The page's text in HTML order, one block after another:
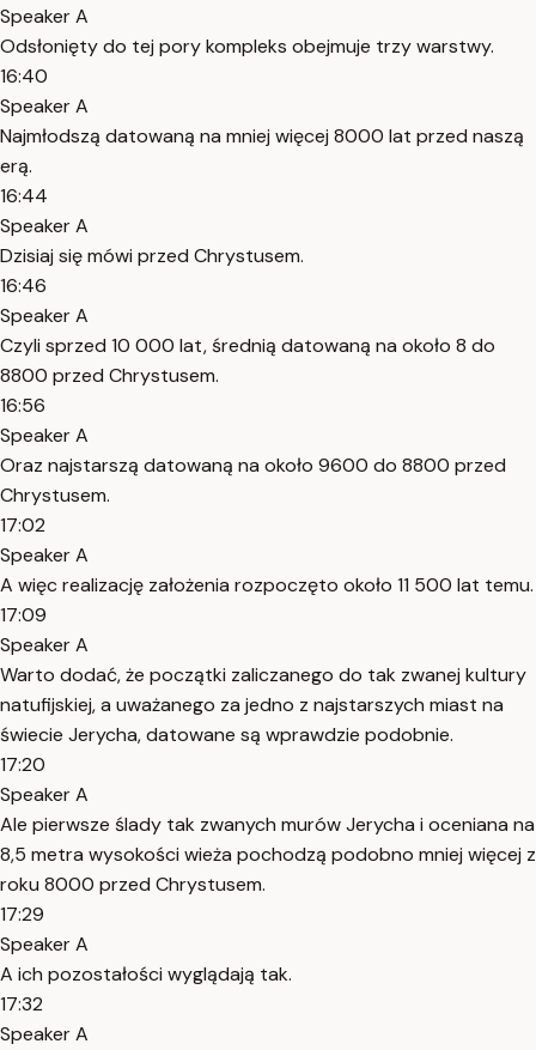
Speaker A
Odsłonięty do tej pory kompleks obejmuje trzy warstwy.
16:40
Speaker A
Najmłodszą datowaną na mniej więcej 8000 lat przed naszą
erą.
16:44
Speaker A
Dzisiaj się mówi przed Chrystusem.
16:46
Speaker A
Czyli sprzed 10 000 lat, średnią datowaną na około 8 do
8800 przed Chrystusem.
16:56
Speaker A
Oraz najstarszą datowaną na około 9600 do 8800 przed
Chrystusem.
17:02
Speaker A
A więc realizację założenia rozpoczęto około 11 500 lat temu.
17:09
Speaker A
Warto dodać, że początki zaliczanego do tak zwanej kultury
natufijskiej, a uważanego za jedno z najstarszych miast na
świecie Jerycha, datowane są wprawdzie podobnie.
17:20
Speaker A
Ale pierwsze ślady tak zwanych murów Jerycha i oceniana na
8,5 metra wysokości wieża pochodzą podobno mniej więcej z
roku 8000 przed Chrystusem.
17:29
Speaker A
A ich pozostałości wyglądają tak.
17:32
Speaker A